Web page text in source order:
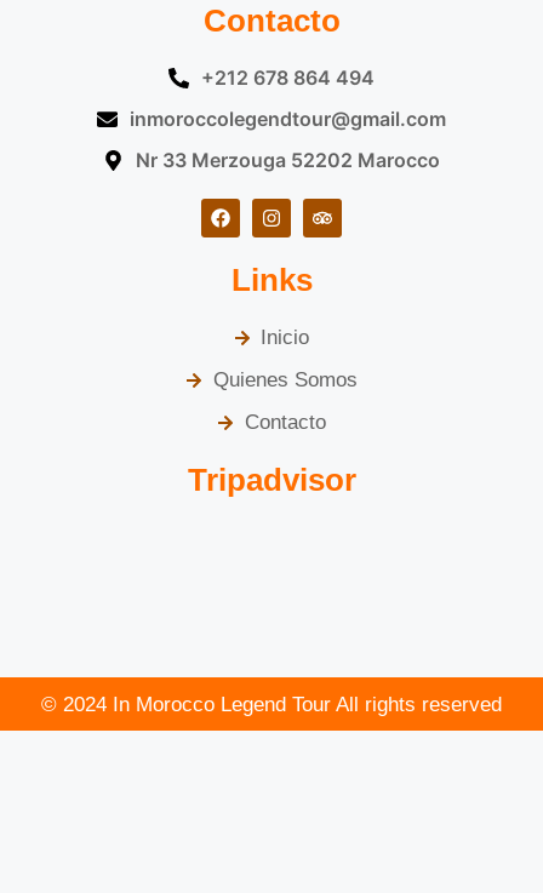
Contacto
+212 678 864 494
inmoroccolegendtour@gmail.com
Nr 33 Merzouga 52202 Marocco
Links
Inicio
Quienes Somos
Contacto
Tripadvisor
© 2024 In Morocco Legend Tour All rights reserved